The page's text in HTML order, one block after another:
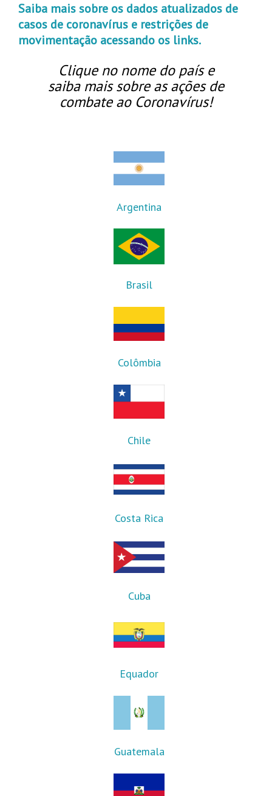
Saiba mais sobre os dados atualizados de
casos de coronavírus e restrições de
movimentação acessando os links.
Clique no nome do país e
saiba mais sobre as ações de
combate ao Coronavírus!
Argentina
Brasil
Colômbia
Chile
Costa Rica
Cuba
Equador
Guatemala